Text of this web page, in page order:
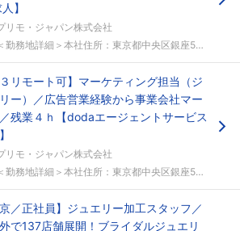
】
リモ・ジャパン株式会社
勤務地詳細＞本社住所：東京都中央区銀座5-12-...
３リモート可】マーケティング担当（ジ
ー）／広告営業経験から事業会社マー
残業４ｈ【dodaエージェントサービス
リモ・ジャパン株式会社
勤務地詳細＞本社住所：東京都中央区銀座5-12-...
京／正社員】ジュエリー加工スタッフ／
で137店舗展開！ブライダルジュエリ